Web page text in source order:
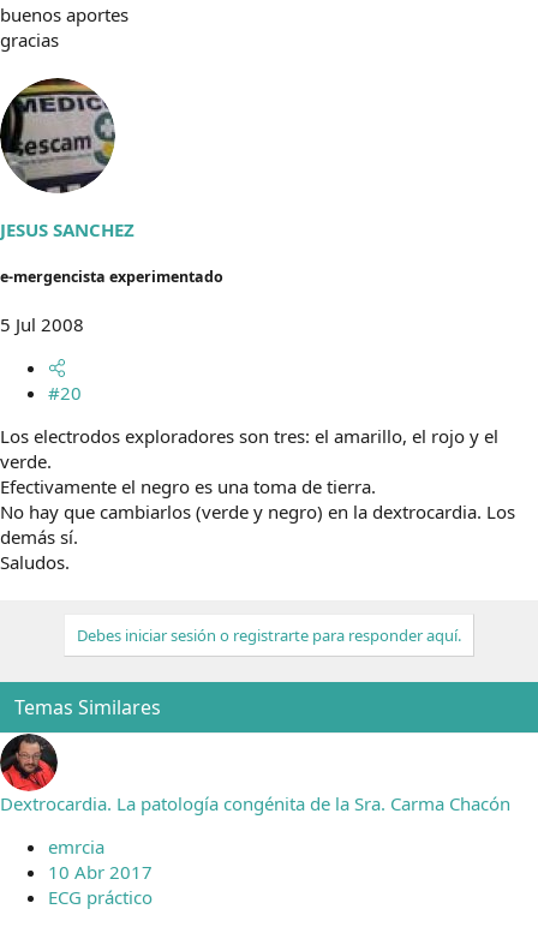
buenos aportes
gracias
JESUS SANCHEZ
e-mergencista experimentado
5 Jul 2008
#20
Los electrodos exploradores son tres: el amarillo, el rojo y el
verde.
Efectivamente el negro es una toma de tierra.
No hay que cambiarlos (verde y negro) en la dextrocardia. Los
demás sí.
Saludos.
Debes iniciar sesión o registrarte para responder aquí.
Temas Similares
Dextrocardia. La patología congénita de la Sra. Carma Chacón
emrcia
10 Abr 2017
ECG práctico